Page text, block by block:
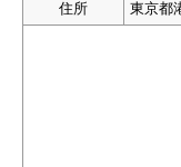
住所
東京都